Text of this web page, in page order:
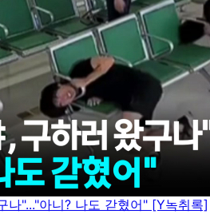
나"..."아니? 나도 갇혔어" [Y녹취록]